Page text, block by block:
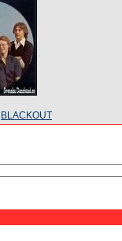
BLACKOUT